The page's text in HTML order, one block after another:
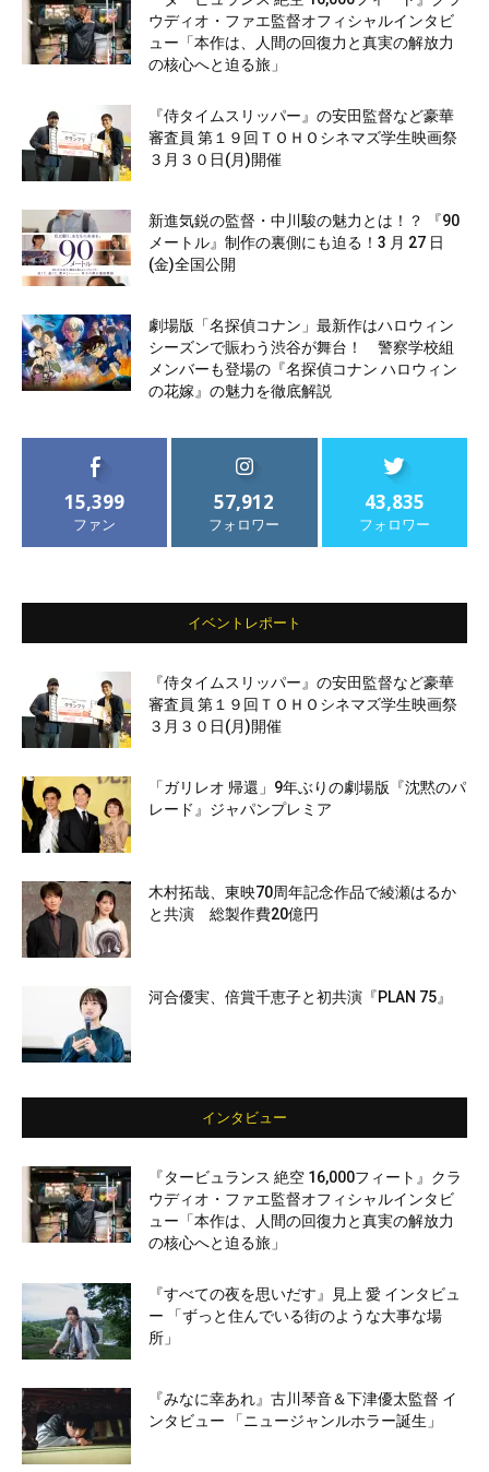
ウディオ・ファエ監督オフィシャルインタビ
ュー「本作は、人間の回復力と真実の解放力
の核心へと迫る旅」
『侍タイムスリッパー』の安田監督など豪華
審査員 第１９回ＴＯＨＯシネマズ学生映画祭
３月３０日(月)開催
新進気鋭の監督・中川駿の魅力とは！？ 『90
メートル』制作の裏側にも迫る！3 月 27 日
(金)全国公開
劇場版「名探偵コナン」最新作はハロウィン
シーズンで賑わう渋谷が舞台！ 警察学校組
メンバーも登場の『名探偵コナン ハロウィン
の花嫁』の魅力を徹底解説
15,399
ファン
57,912
フォロワー
43,835
フォロワー
イベントレポート
『侍タイムスリッパー』の安田監督など豪華
審査員 第１９回ＴＯＨＯシネマズ学生映画祭
３月３０日(月)開催
「ガリレオ 帰還」9年ぶりの劇場版『沈黙のパ
レード』ジャパンプレミア
木村拓哉、東映70周年記念作品で綾瀬はるか
と共演 総製作費20億円
河合優実、倍賞千恵子と初共演『PLAN 75』
インタビュー
『タービュランス 絶空 16,000フィート』クラ
ウディオ・ファエ監督オフィシャルインタビ
ュー「本作は、人間の回復力と真実の解放力
の核心へと迫る旅」
『すべての夜を思いだす』見上 愛 インタビュ
ー 「ずっと住んでいる街のような大事な場
所」
『みなに幸あれ』古川琴音＆下津優太監督 イ
ンタビュー 「ニュージャンルホラー誕生」